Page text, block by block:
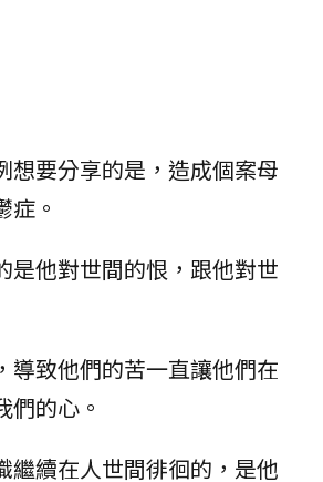
想要分享的是，造成個案母
。
是他對世間的恨，跟他對世
導致他們的苦一直讓他們在
的心。
繼續在人世間徘徊的，是他